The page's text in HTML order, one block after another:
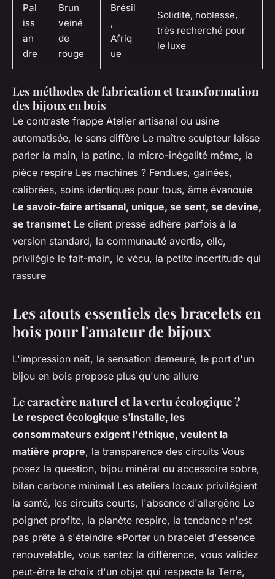
Pal
iss
an
dre
Brun
veiné
de
rouge
Brésil
,
Afriq
ue
Solidité, noblesse,
très recherché pour
le luxe
Les méthodes de fabrication et transformation
des bijoux en bois
Le contraste frappe Atelier artisanal ou usine
automatisée, le sens diffère Le maître sculpteur laisse
parler la main, la patine, la micro-inégalité même, la
pièce respire Les machines ? Fendues, gainées,
calibrées, soins identiques pour tous, âme évanouie
Le savoir-faire artisanal, unique, se sent, se devine,
se transmet Le client pressé adhère parfois à la
version standard, la communauté avertie, elle,
privilégie le fait-main, le vécu, la petite incertitude qui
rassure
Les atouts essentiels des bracelets en
bois pour l'amateur de bijoux
L'impression naît, la sensation demeure, le port d'un
bijou en bois propose plus qu'une allure
Le caractère naturel et la vertu écologique ?
Le respect écologique s'installe, les
consommateurs exigent l'éthique, veulent la
matière propre, la transparence des circuits Vous
posez la question, bijou minéral ou accessoire sobre,
bilan carbone minimal Les ateliers locaux privilégient
la santé, les circuits courts, l'absence d'allergène Le
poignet profite, la planète respire, la tendance n'est
pas prête à s'éteindre *Porter un bracelet d'essence
renouvelable, vous sentez la différence, vous validez
peut-être le choix d'un objet qui respecte la Terre,